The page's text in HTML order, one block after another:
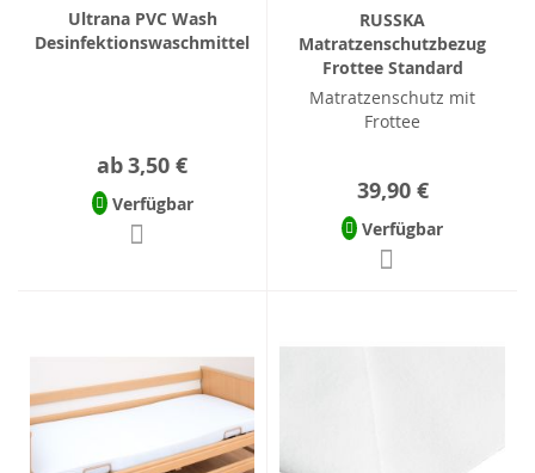
Ultrana PVC Wash
Desinfektionswaschmittel
ab3,50 €
Verfügbar
RUSSKA
Matratzenschutzbezug
Frottee Standard
Matratzenschutz mit
Frottee
39,90 €
Verfügbar